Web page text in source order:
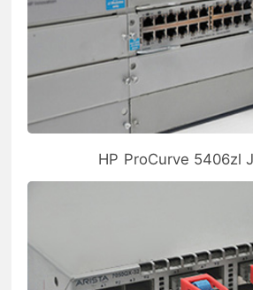
HP ProCurve 5406zl